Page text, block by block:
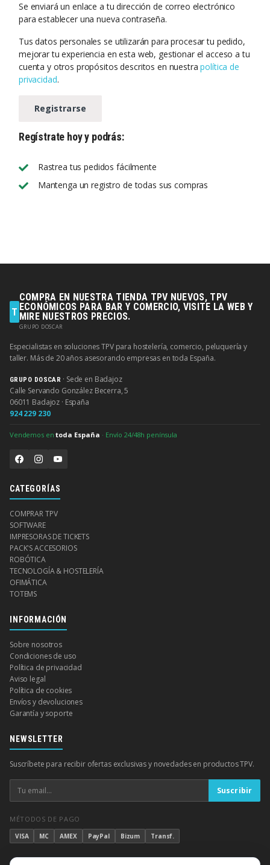
Se enviará un enlace a tu dirección de correo electrónico
para establecer una nueva contraseña.
Tus datos personales se utilizarán para procesar tu pedido,
mejorar tu experiencia en esta web, gestionar el acceso a tu
cuenta y otros propósitos descritos en nuestrapolítica de
privacidad.
Registrarse
Regístrate hoy y podrás:
Rastrea tus pedidos fácilmente
Mantenga un registro de todas sus compras
T
COMPRA EN NUESTRA TIENDA TPV NUEVOS, TPV
ECONÓMICOS PARA BAR Y COMERCIO, VISITE LA WEB Y
MIRE NUESTROS PRECIOS.
GRUPO DOSCAR
Especialistas en soluciones TPV para hostelería, comercio, peluquería y
taller. Más de 20 años asesorando empresas en toda España.
GRUPO DOSCAR · Sede en Badajoz
Calle Servando González Becerra, 5
06011 Badajoz · España
924 229 230
Vendemos entoda España · Envío 24/48h península
CATEGORÍAS
COMPRAR TPV
SOFTWARE
IMPRESORAS DE TICKETS
PACK'S ACCESORIOS
ROBÓTICA
TECNOLOGÍA & HOSTELERÍA
OFIMÁTICA
TOTEMS
INFORMACIÓN
Sobre nosotros
Condiciones de uso
Política de privacidad
Aviso legal
Política de cookies
Envíos y devoluciones
Garantía y soporte
NEWSLETTER
Suscríbete para recibir ofertas exclusivas y novedades en productos TPV.
Suscribir
MÉTODOS DE PAGO
VISA MC AMEX PayPal Bizum Transf.